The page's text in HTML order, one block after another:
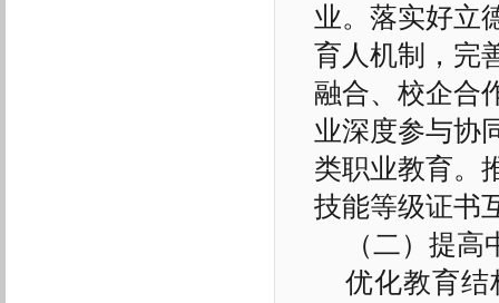
业。落实好立
育人机制，完
融合、校企合
业深度参与协
类职业教育。
技能等级证书
（二）提
优化教育结